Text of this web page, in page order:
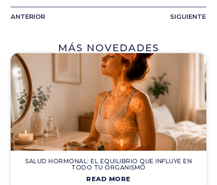
ANTERIOR SIGUIENTE
MÁS NOVEDADES
SALUD HORMONAL: EL EQUILIBRIO QUE INFLUYE EN
TODO TU ORGANISMO
READ MORE